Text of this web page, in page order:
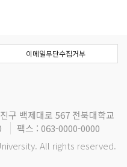
이메일무단수집거부
구 백제대로 567 전북대학교
팩스 : 063-0000-0000
All rights reserved.